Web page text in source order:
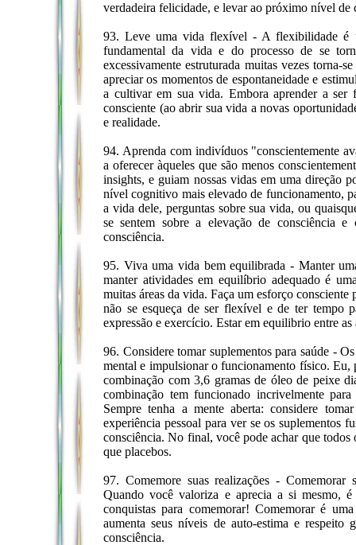
verdadeira felicidade, e levar ao próximo nível de
93. Leve uma vida flexível - A flexibilidade é
fundamental da vida e do processo de se
excessivamente estruturada muitas vezes torna-
apreciar os momentos de espontaneidade e
a cultivar em sua vida. Embora aprender a
consciente (ao abrir sua vida a novas
e realidade.
94. Aprenda com indivíduos "conscientemente
a oferecer àqueles que são menos
insights, e guiam nossas vidas em uma direção
nível cognitivo mais elevado de funcionamento,
a vida dele, perguntas sobre sua vida, ou
se sentem sobre a elevação de consciência
consciência.
95. Viva uma vida bem equilibrada - Manter
manter atividades em equilíbrio adequado é
muitas áreas da vida. Faça um esforço
não se esqueça de ser flexível e de ter tempo
expressão e exercício. Estar em equilibrio entre
96. Considere tomar suplementos para saúde -
mental e impulsionar o funcionamento físico. Eu,
combinação com 3,6 gramas de óleo de peixe
combinação tem funcionado incrivelmente
Sempre tenha a mente aberta: considere
experiência pessoal para ver se os suplementos
consciência. No final, você pode achar que todos
que placebos.
97. Comemore suas realizações - Comemorar
Quando você valoriza e aprecia a si mesmo,
conquistas para comemorar! Comemorar é
aumenta seus níveis de auto-estima e respeito
consciência.